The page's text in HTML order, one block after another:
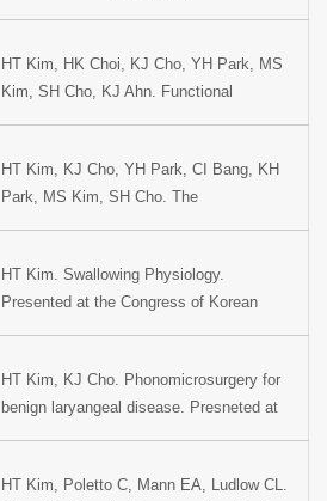
HT Kim, HK Choi, KJ Cho, YH Park, MS
Kim, SH Cho, KJ Ahn. Functional
Presented at the 17th Korean Society of
Logopedics and Phoniatrics, 2002, Seoul,
Korea.
HT Kim, KJ Cho, YH Park, CI Bang, KH
Park, MS Kim, SH Cho. The
Presented at the 9th Korean combined
Otolaryngology Congress, 2002, Seoul,
Korea.
HT Kim. Swallowing Physiology.
Presented at the Congress of Korean
HT Kim, KJ Cho. Phonomicrosurgery for
benign laryangeal disease. Presneted at
HT Kim, Poletto C, Mann EA, Ludlow CL.